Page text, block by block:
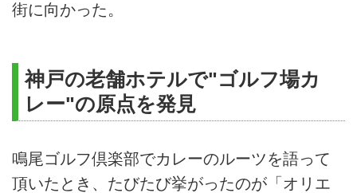
街に向かった。
神戸の老舗ホテルで"ゴルフ場カ
レー"の原点を発見
鳴尾ゴルフ倶楽部でカレーのルーツを語って
頂いたとき、たびたび挙がったのが「オリエ